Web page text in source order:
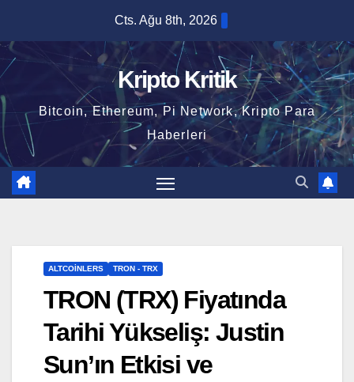
content
Cts. Ağu 8th, 2026
Kripto Kritik
Bitcoin, Ethereum, Pi Network, Kripto Para
Haberleri
ALTCOINLERS TRON - TRX
TRON (TRX) Fiyatında
Tarihi Yükseliş: Justin
Sun’ın Etkisi ve